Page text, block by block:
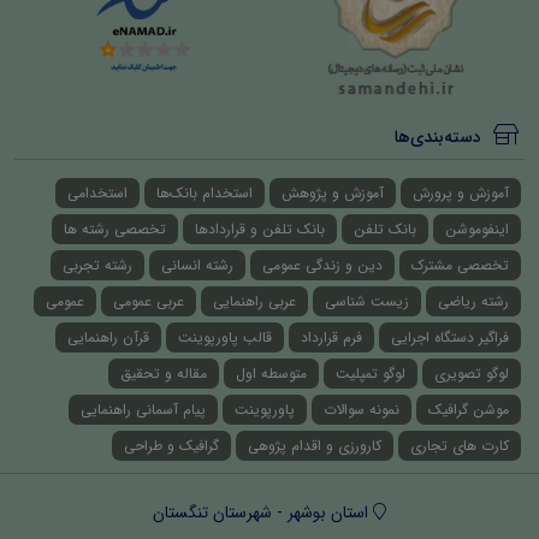
دسته‌بندی‌ها
آموزش و پرورش آموزش و پژوهش استخدام بانک‌ها
استخدامی
اینفوموشن
بانک تلفن بانک تلفن و قراردادها
تخصصی رشته ها
تخصصی مشترک
دین و زندگی عمومی رشته انسانی
رشته تجربی
رشته ریاضی
زیست شناسی عربی راهنمایی عربی عمومی
عمومی
فراگیر دستگاه اجرایی
فرم قرارداد قالب پاورپوینت
قرآن راهنمایی
لوگو تصویری
لوگو تمپلیت متوسطه اول
مقاله و تحقیق
موشن گرافیک
نمونه سوالات پاورپوینت
پیام آسمانی راهنمایی
کارت های تجاری
کارورزی و اقدام پژوهی گرافیک و طراحی
استان بوشهر - شهرستان تنگستان